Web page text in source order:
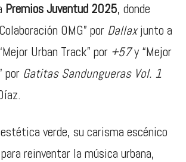
Premios Juventud 2025, donde
OMG” por Dallaxjunto a
Urban Track” por +57y “Mejor
por Gatitas Sandungueras Vol. 1
verde, su carisma escénico
reinventar la música urbana,